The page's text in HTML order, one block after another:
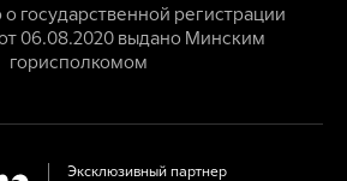
о государственной регистрации
06.08.2020 выдано Минским
горисполкомом
Эксклюзивный партнер